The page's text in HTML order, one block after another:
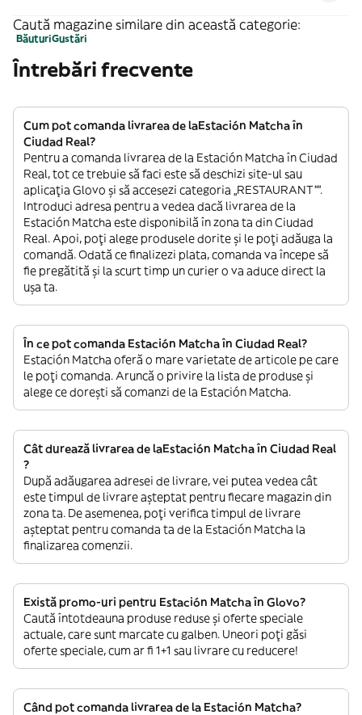
Caută magazine similare din această categorie:
BăuturiGustări
Întrebări frecvente
Cum pot comanda livrarea de laEstación Matcha în
Ciudad Real?
Pentru a comanda livrarea de la Estación Matcha în Ciudad
Real, tot ce trebuie să faci este să deschizi site-ul sau
aplicația Glovo și să accesezi categoria „RESTAURANT””.
Introduci adresa pentru a vedea dacă livrarea de la
Estación Matcha este disponibilă în zona ta din Ciudad
Real. Apoi, poți alege produsele dorite și le poți adăuga la
comandă. Odată ce finalizezi plata, comanda va începe să
fie pregătită și la scurt timp un curier o va aduce direct la
ușa ta.
În ce pot comanda Estación Matcha în Ciudad Real?
Estación Matcha oferă o mare varietate de articole pe care
le poți comanda. Aruncă o privire la lista de produse și
alege ce dorești să comanzi de la Estación Matcha.
Cât durează livrarea de laEstación Matcha în Ciudad Real
?
După adăugarea adresei de livrare, vei putea vedea cât
este timpul de livrare așteptat pentru fiecare magazin din
zona ta. De asemenea, poți verifica timpul de livrare
așteptat pentru comanda ta de la Estación Matcha la
finalizarea comenzii.
Există promo-uri pentru Estación Matcha în Glovo?
Caută întotdeauna produse reduse și oferte speciale
actuale, care sunt marcate cu galben. Uneori poți găsi
oferte speciale, cum ar fi 1+1 sau livrare cu reducere!
Când pot comanda livrarea de la Estación Matcha?